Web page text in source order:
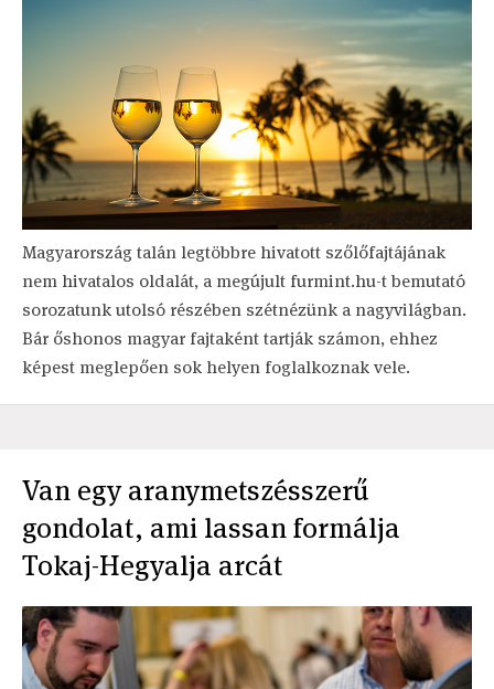
Magyarország talán legtöbbre hivatott szőlőfajtájának
nem hivatalos oldalát, a megújult furmint.hu-t bemutató
sorozatunk utolsó részében szétnézünk a nagyvilágban.
Bár őshonos magyar fajtaként tartják számon, ehhez
képest meglepően sok helyen foglalkoznak vele.
Van egy aranymetszésszerű
gondolat, ami lassan formálja
Tokaj-Hegyalja arcát